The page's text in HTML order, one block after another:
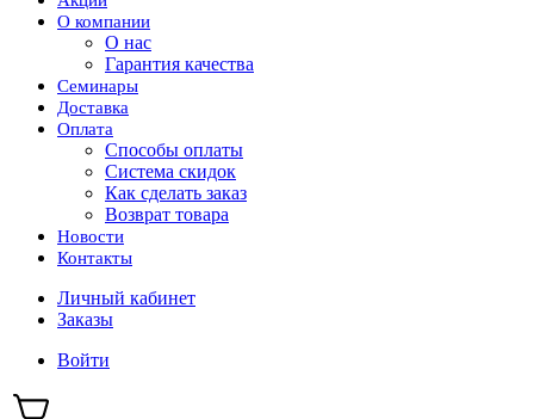
О компании
О нас
Гарантия качества
Семинары
Доставка
Оплата
Способы оплаты
Система скидок
Как сделать заказ
Возврат товара
Новости
Контакты
Личный кабинет
Заказы
Войти